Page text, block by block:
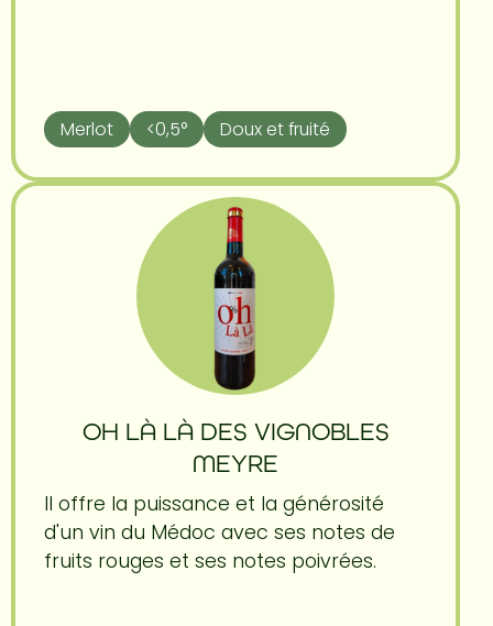
Merlot <0,5° Doux et fruité
OH LÀ LÀ DES VIGNOBLES
MEYRE
Il offre la puissance et la générosité
d'un vin du Médoc avec ses notes de
fruits rouges et ses notes poivrées.